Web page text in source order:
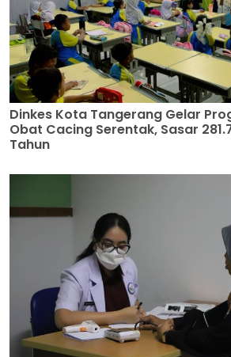
Dinkes Kota Tangerang Gelar
Obat Cacing Serentak, Sasar
Tahun